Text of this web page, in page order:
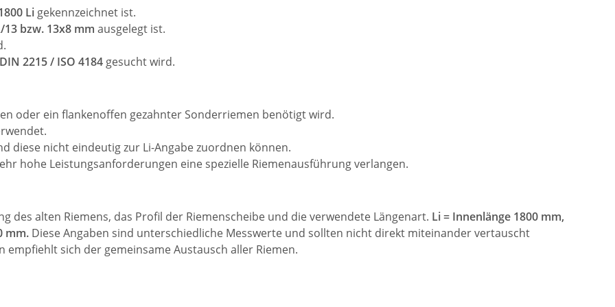
Li gekennzeichnet ist.
bzw. 13x8 mm ausgelegt ist.
DIN 2215 / ISO 4184 gesucht wird.
oder ein flankenoffen gezahnter Sonderriemen benötigt wird.
diese nicht eindeutig zur Li-Angabe zuordnen können.
hohe Leistungsanforderungen eine spezielle Riemenausführung verlangen.
des alten Riemens, das Profil der Riemenscheibe und die verwendete Längenart. Li = Innenlänge 1800 mm,
mm. Diese Angaben sind unterschiedliche Messwerte und sollten nicht direkt miteinander vertauscht
sich der gemeinsame Austausch aller Riemen.